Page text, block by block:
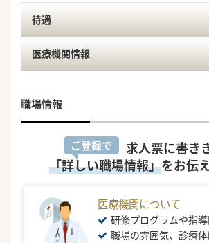
待遇
医療機関情報
職場情報
ご登録で
求人票に書き
「詳しい職場情報」をお伝
医療機関について
研修プログラムや指
職場の雰囲気、診療